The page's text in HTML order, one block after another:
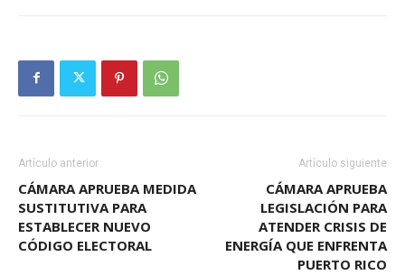
Artículo anterior
CÁMARA APRUEBA MEDIDA
SUSTITUTIVA PARA
ESTABLECER NUEVO
CÓDIGO ELECTORAL
Artículo siguiente
CÁMARA APRUEBA
LEGISLACIÓN PARA
ATENDER CRISIS DE
ENERGÍA QUE ENFRENTA
PUERTO RICO